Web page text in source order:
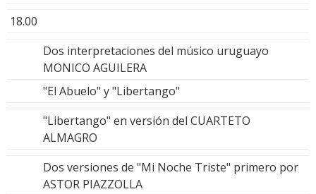
18.00
Dos interpretaciones del músico uruguayo
MONICO AGUILERA
"El Abuelo" y "Libertango"
"Libertango" en versión del CUARTETO
ALMAGRO
Dos versiones de "Mi Noche Triste" primero por
ASTOR PIAZZOLLA